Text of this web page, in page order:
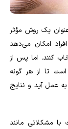
عنوان یک روش مؤثر
امکان می‌دهد
کنند. اما پس از
است تا از هر گونه
عمل آید و نتایج
مشکلاتی مانند